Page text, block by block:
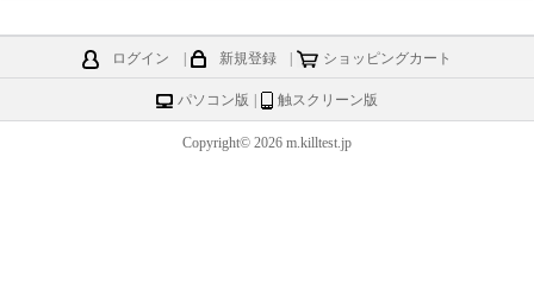
ログイン 新規登録 ショッピングカート
パソコン版 触スクリーン版
Copyright© 2026 m.killtest.jp